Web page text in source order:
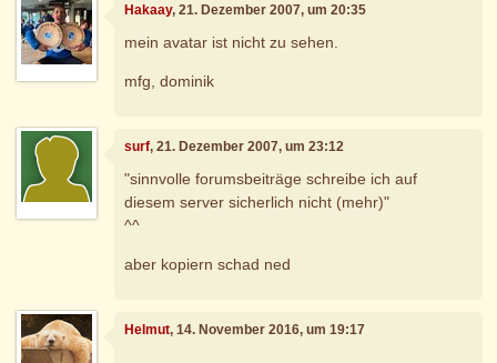
Hakaay, 21. Dezember 2007, um 20:35
mein avatar ist nicht zu sehen.
mfg, dominik
surf, 21. Dezember 2007, um 23:12
"sinnvolle forumsbeiträge schreibe ich auf
diesem server sicherlich nicht (mehr)"
^^
aber kopiern schad ned
Helmut, 14. November 2016, um 19:17